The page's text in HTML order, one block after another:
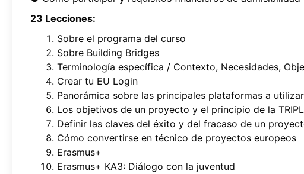
23 Lecciones:
Sobre el programa del curso
Sobre Building Bridges
Terminología específica / Contexto, Necesidades,
Crear tu EU Login
Panorámica sobre las principales plataformas a utilizar
Los objetivos de un proyecto y el principio de la
Definir las claves del éxito y del fracaso de un
Cómo convertirse en técnico de proyectos europeos
Erasmus+
Erasmus+ KA3: Diálogo con la juventud